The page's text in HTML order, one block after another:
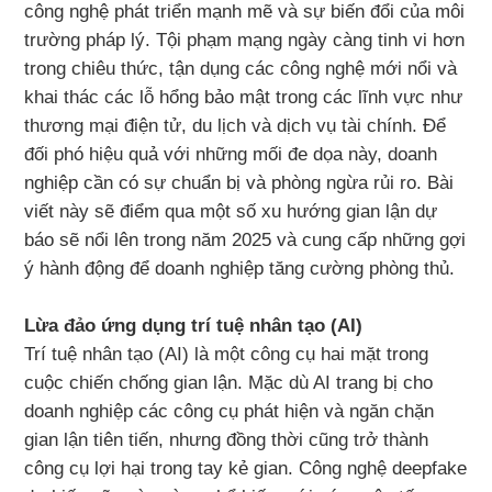
công nghệ phát triển mạnh mẽ và sự biến đổi của môi
trường pháp lý. Tội phạm mạng ngày càng tinh vi hơn
trong chiêu thức, tận dụng các công nghệ mới nổi và
khai thác các lỗ hổng bảo mật trong các lĩnh vực như
thương mại điện tử, du lịch và dịch vụ tài chính. Để
đối phó hiệu quả với những mối đe dọa này, doanh
nghiệp cần có sự chuẩn bị và phòng ngừa rủi ro. Bài
viết này sẽ điểm qua một số xu hướng gian lận dự
báo sẽ nổi lên trong năm 2025 và cung cấp những gợi
ý hành động để doanh nghiệp tăng cường phòng thủ.
Lừa đảo ứng dụng trí tuệ nhân tạo (AI)
Trí tuệ nhân tạo (AI) là một công cụ hai mặt trong
cuộc chiến chống gian lận. Mặc dù AI trang bị cho
doanh nghiệp các công cụ phát hiện và ngăn chặn
gian lận tiên tiến, nhưng đồng thời cũng trở thành
công cụ lợi hại trong tay kẻ gian. Công nghệ deepfake